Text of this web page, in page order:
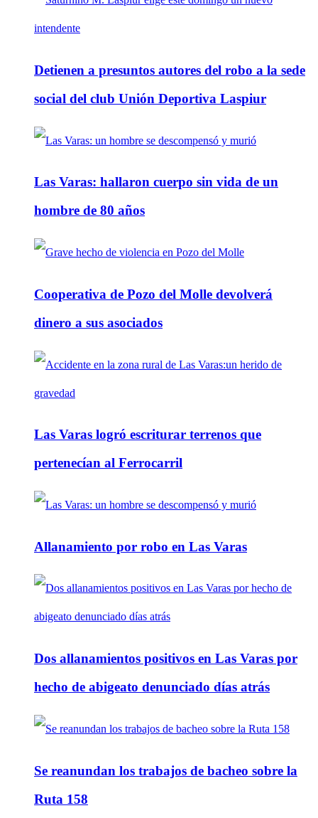
Detienen a presuntos autores del robo a la sede
social del club Unión Deportiva Laspiur
Las Varas: hallaron cuerpo sin vida de un
hombre de 80 años
Cooperativa de Pozo del Molle devolverá
dinero a sus asociados
Las Varas logró escriturar terrenos que
pertenecían al Ferrocarril
Allanamiento por robo en Las Varas
Dos allanamientos positivos en Las Varas por
hecho de abigeato denunciado días atrás
Se reanundan los trabajos de bacheo sobre la
Ruta 158